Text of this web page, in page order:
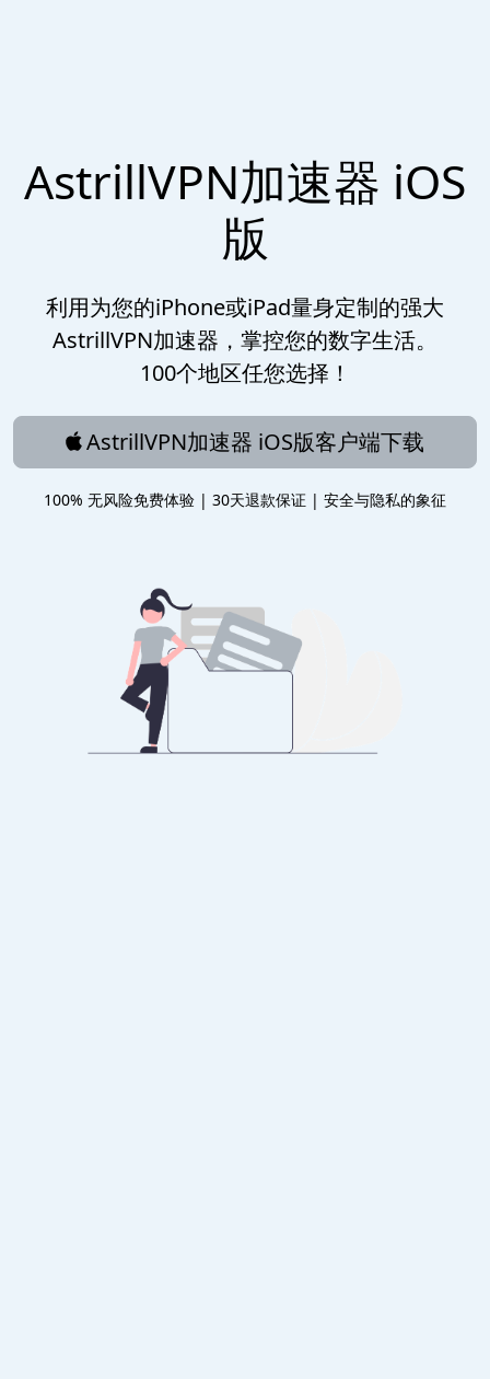
AstrillVPN加速器 iOS
版
利用为您的iPhone或iPad量身定制的强大
AstrillVPN加速器，掌控您的数字生活。
100个地区任您选择！
AstrillVPN加速器 iOS版客户端下载
100% 无风险免费体验 | 30天退款保证 | 安全与隐私的象征